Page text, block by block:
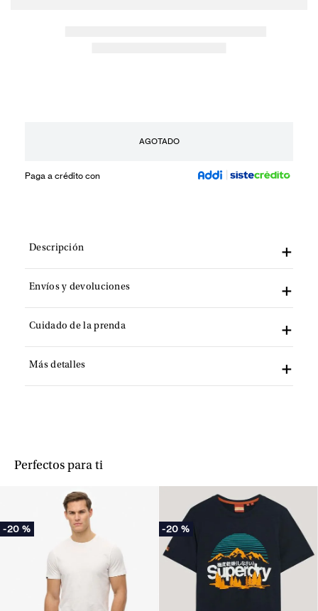
AGOTADO
Paga a crédito con
Descripción
Envíos y devoluciones
Cuidado de la prenda
Más detalles
Perfectos para ti
-20 % -20 %